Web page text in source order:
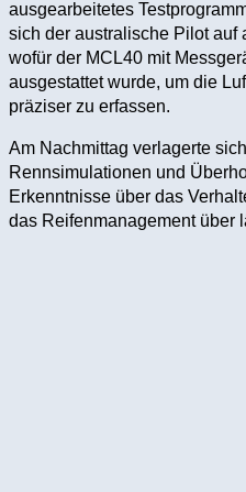
ausgearbeitetes
sich der australische Pilot auf
wofür der MCL40 mit
ausgestattet wurde, um die
präziser zu erfassen.
Am Nachmittag verlagerte
Rennsimulationen und
Erkenntnisse über das
das Reifenmanagement über